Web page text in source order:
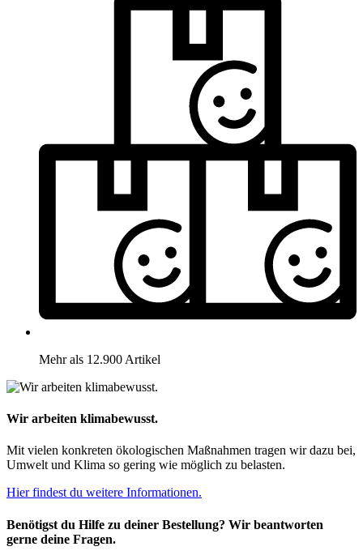
Mehr als 12.900 Artikel
Wir arbeiten klimabewusst.
Mit vielen konkreten ökologischen Maßnahmen tragen wir dazu bei,
Umwelt und Klima so gering wie möglich zu belasten.
Hier findest du weitere Informationen.
Benötigst du Hilfe zu deiner Bestellung? Wir beantworten
gerne deine Fragen.